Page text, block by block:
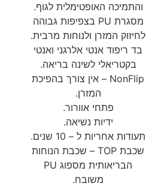
והתמיכה האופטימלית לגוף.
מסגרת PU בצפיפות גבוהה
לחיזוק המזרן ולנוחות מרבית.
בד ריפוד אנטי אלרגני ואנטי
בקטריאלי לשינה בריאה.
NonFlip – אין צורך בהפיכת
המזרן.
פתחי אוורור.
ידיות נשיאה.
תעודות אחריות ל – 10 שנים.
שכבת TOP – שכבת הנוחות
הבריאותית מספוג PU
משובח.